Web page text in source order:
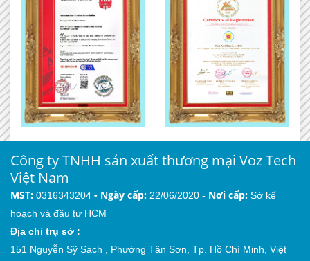
Công ty TNHH sản xuất thương mại Voz Tech
Việt Nam
MST: 0316343204 - Ngày cấp: 22/06/2020 - Nơi cấp: Sở kế
hoạch và đầu tư HCM
Địa chỉ trụ sở :
151 Nguyễn Sỹ Sách , Phường Tân Sơn, Tp. Hồ Chí Minh, Việt